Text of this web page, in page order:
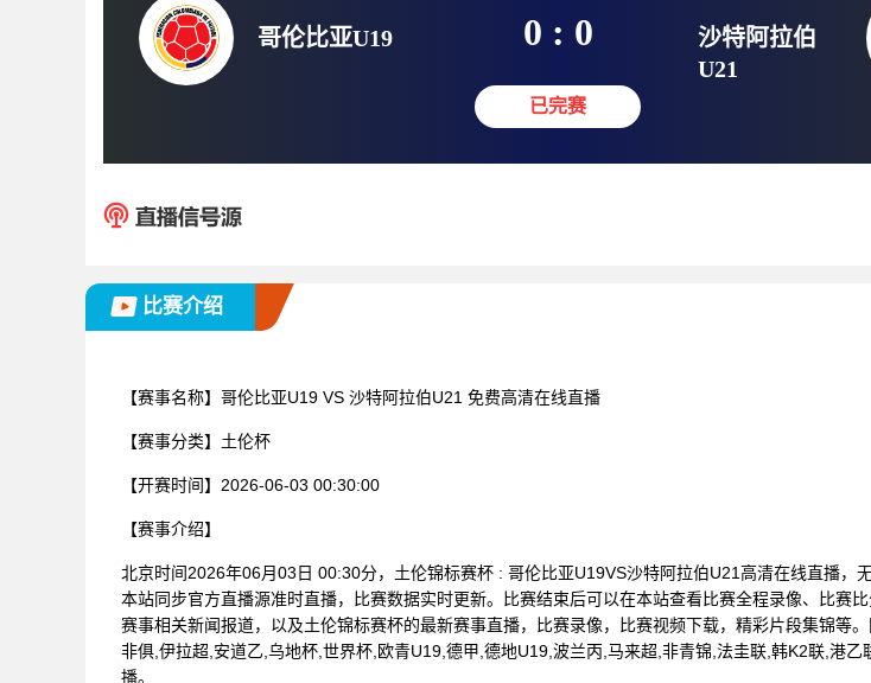
哥伦比亚U19 0 : 0
已完赛
沙特阿拉伯
U21
比赛介绍
【赛事名称】 哥伦比亚U19 VS 沙特阿拉伯U21 免费高清在线直播
【赛事分类】 土伦杯
【开赛时间】 2026-06-03 00:30:00
【赛事介绍】
北京时间2026年06月03日 00:30分，土伦锦标赛杯 : 哥伦比亚U19VS沙特阿拉伯U21高清在线直播，无
本站同步官方直播源准时直播，比赛数据实时更新。比赛结束后可以在本站查看比赛全程录像、比赛比
赛事相关新闻报道，以及土伦锦标赛杯的最新赛事直播，比赛录像，比赛视频下载，精彩片段集锦等
非俱,伊拉超,安道乙,乌地杯,世界杯,欧青U19,德甲,德地U19,波兰丙,马来超,非青锦,法圭联,韩K2联,港乙
播。